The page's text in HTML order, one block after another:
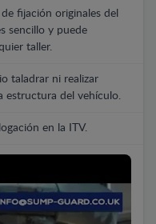
fijación originales del
sencillo y puede
taller.
taladrar ni realizar
estructura del vehículo.
en la ITV.